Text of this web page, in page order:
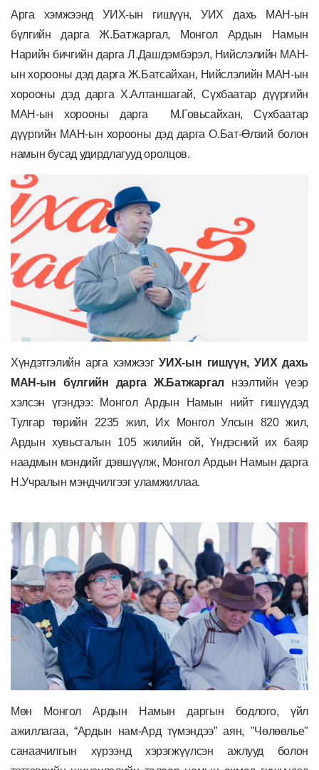
Арга хэмжээнд УИХ-ын гишүүн, УИХ дахь МАН-ын
бүлгийн дарга Ж.Батжаргал, Монгол Ардын Намын
Нарийн бичгийн дарга Л.Дашдэмбэрэл, Нийслэлийн МАН-
ын хорооны дэд дарга Ж.Батсайхан, Нийслэлийн МАН-ын
хорооны дэд дарга Х.Алтаншагай, Сүхбаатар дүүргийн
МАН-ын хорооны дарга М.Говьсайхан,Сүхбаатар
дүүргийн МАН-ын хорооны дэд дарга О.Бат-Өлзий болон
намын бусад удирдлагууд оролцов.
Хүндэтгэлийн арга хэмжээгУИХ-ын гишүүн, УИХ дахь
МАН-ын бүлгийн дарга Ж.Батжаргал нээлтийн үеэр
хэлсэн үгэндээ: Монгол Ардын Намын нийт гишүүдэд
Тулгар төрийн 2235 жил, Их Монгол Улсын 820 жил,
Ардын хувьсгалын 105 жилийн ой, Үндэсний их баяр
наадмын мэндийг дэвшүүлж, Монгол Ардын Намын дарга
Н.Учралын мэндчилгээг уламжиллаа.
Мөн Монгол Ардын Намын даргын бодлого, үйл
ажиллагаа, “Ардын нам-Ард түмэндээ” аян, "Чөлөөлье"
санаачилгын хүрээнд хэрэгжүүлсэн ажлууд болон